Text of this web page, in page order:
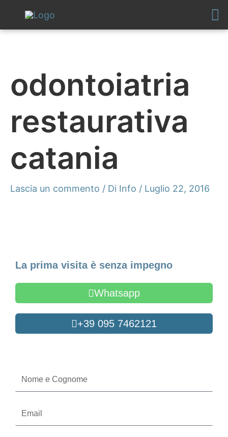
contenuto
odontoiatria
restaurativa
catania
Lascia un commento / Di Info / Luglio 22, 2016
La prima visita è senza impegno
Whatsapp
+39 095 7462121
Cognome